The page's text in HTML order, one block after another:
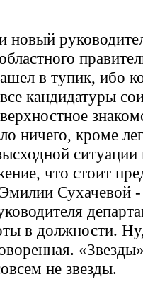
новый
в тупик, ибо
кандидатуры
ничего, кроме
ситуации
что стоит
Эмилии
в должности. Ну,
не звезды.